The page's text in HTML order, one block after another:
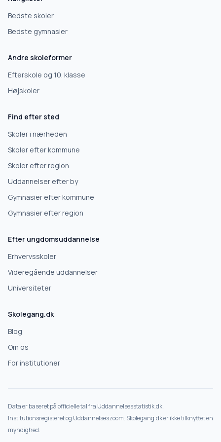
Bedste skoler
Bedste gymnasier
Andre skoleformer
Efterskole og 10. klasse
Højskoler
Find efter sted
Skoler i nærheden
Skoler efter kommune
Skoler efter region
Uddannelser efter by
Gymnasier efter kommune
Gymnasier efter region
Efter ungdomsuddannelse
Erhvervsskoler
Videregående uddannelser
Universiteter
Skolegang.dk
Blog
Om os
For institutioner
Data er baseret på officielle tal fra Uddannelsesstatistik.dk,
Institutionsregisteret og Uddannelseszoom. Skolegang.dk er ikke tilknyttet en
myndighed.